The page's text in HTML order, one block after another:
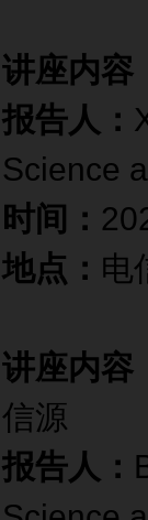
讲座内容
报告人：
Science
时间：
地点： 电
讲座内容
信源
报告人：